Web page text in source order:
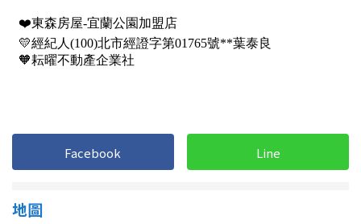
~ 樓
2房 3房
Facebook Line
地圖